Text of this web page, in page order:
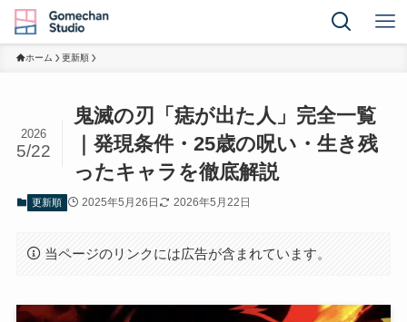
ホーム 更新順
鬼滅の刃「痣が出た人」完全一覧
｜発現条件・25歳の呪い・生き残
ったキャラを徹底解説
2026
5/22
更新順 2025年5月26日 2026年5月22日
当ページのリンクには広告が含まれています。